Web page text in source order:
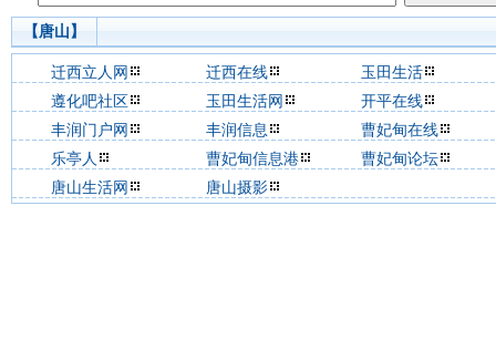
【唐山】
迁西立人网 迁西在线
玉田生活
遵化吧社区
玉田生活网
开平在线
丰润门户网
丰润信息
曹妃甸在线
乐亭人
曹妃甸信息港
曹妃甸论坛
唐山生活网
唐山摄影